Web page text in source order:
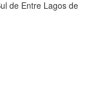
de Entre Lagos de